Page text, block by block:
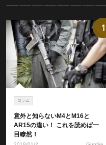
コラム
意外と知らないM4とM16と
AR15の違い！ これを読めば一
目瞭然！
1